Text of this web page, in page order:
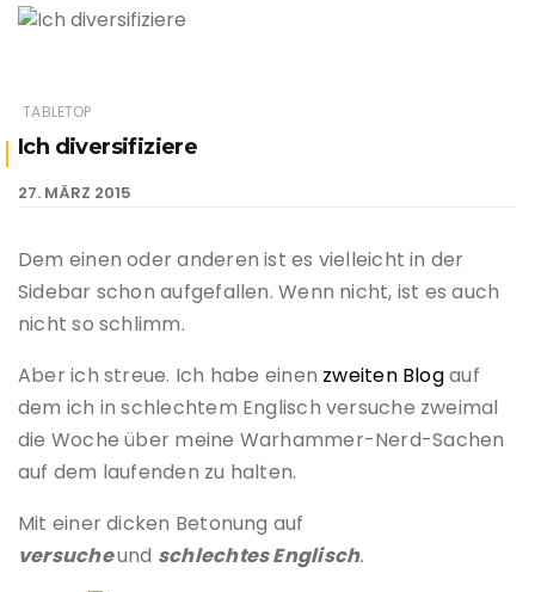
TABLETOP
Ich diversifiziere
27. MÄRZ 2015
Dem einen oder anderen ist es vielleicht in der
Sidebar schon aufgefallen. Wenn nicht, ist es auch
nicht so schlimm.
Aber ich streue. Ich habe einen zweiten Blogauf
dem ich in schlechtem Englisch versuche zweimal
die Woche über meine Warhammer-Nerd-Sachen
auf dem laufenden zu halten.
Mit einer dicken Betonung auf
versucheund schlechtes Englisch.